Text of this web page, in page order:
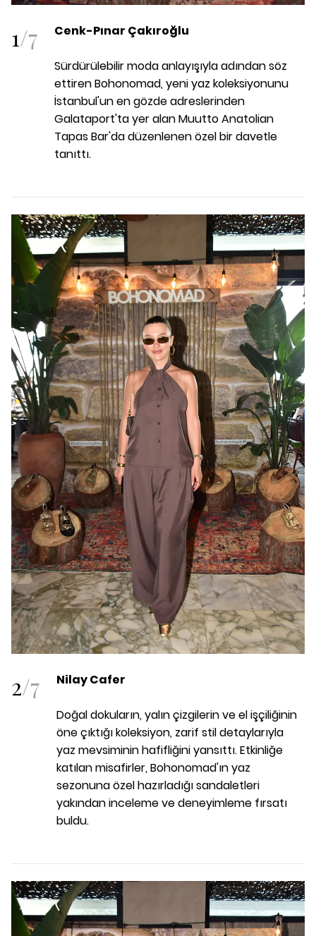
1/7 Cenk-Pınar Çakıroğlu
Sürdürülebilir moda anlayışıyla adından söz
ettiren Bohonomad, yeni yaz koleksiyonunu
İstanbul'un en gözde adreslerinden
Galataport'ta yer alan Muutto Anatolian
Tapas Bar'da düzenlenen özel bir davetle
tanıttı.
2/7 Nilay Cafer
Doğal dokuların, yalın çizgilerin ve el işçiliğinin
öne çıktığı koleksiyon, zarif stil detaylarıyla
yaz mevsiminin hafifliğini yansıttı. Etkinliğe
katılan misafirler, Bohonomad'ın yaz
sezonuna özel hazırladığı sandaletleri
yakından inceleme ve deneyimleme fırsatı
buldu.